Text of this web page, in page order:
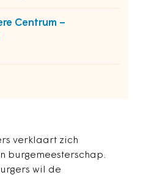
Centrum –
verklaart zich
burgemeesterschap.
wil de